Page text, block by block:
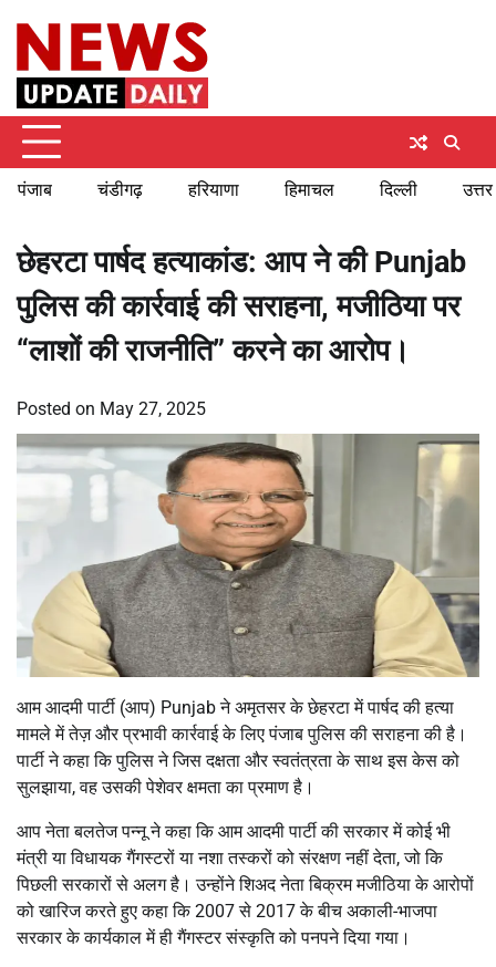
content
पंजाब चंडीगढ़ हरियाणा हिमाचल दिल्ली
छेहरटा पार्षद हत्याकांड: आप ने की Punjab
पुलिस की कार्रवाई की सराहना, मजीठिया पर
“लाशों की राजनीति” करने का आरोप।
Posted on May 27, 2025
आम आदमी पार्टी (आप) Punjab ने अमृतसर के छेहरटा में पार्षद की हत्या
मामले में तेज़ और प्रभावी कार्रवाई के लिए पंजाब पुलिस की सराहना की है।
पार्टी ने कहा कि पुलिस ने जिस दक्षता और स्वतंत्रता के साथ इस केस को
सुलझाया, वह उसकी पेशेवर क्षमता का प्रमाण है।
आप नेता बलतेज पन्नू ने कहा कि आम आदमी पार्टी की सरकार में कोई भी
मंत्री या विधायक गैंगस्टरों या नशा तस्करों को संरक्षण नहीं देता, जो कि
पिछली सरकारों से अलग है। उन्होंने शिअद नेता बिक्रम मजीठिया के आरोपों
को खारिज करते हुए कहा कि 2007 से 2017 के बीच अकाली-भाजपा
सरकार के कार्यकाल में ही गैंगस्टर संस्कृति को पनपने दिया गया।